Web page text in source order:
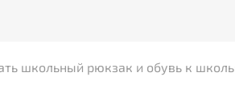
школьный рюкзак и обувь к